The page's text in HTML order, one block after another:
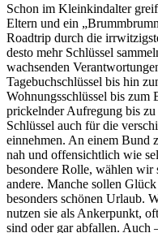
Schon im Kleinkindalter
Eltern und ein
Roadtrip durch die
desto mehr Schlüssel
wachsenden
Tagebuchschlüssel bis hin
Wohnungsschlüssel bis zum
prickelnder Aufregung bis zu
Schlüssel auch für die
einnehmen. An einem Bund
nah und offensichtlich wie
besondere Rolle, wählen wir
andere. Manche sollen
besonders schönen Urlaub.
nutzen sie als Ankerpunkt,
sind oder gar abfallen. Auch